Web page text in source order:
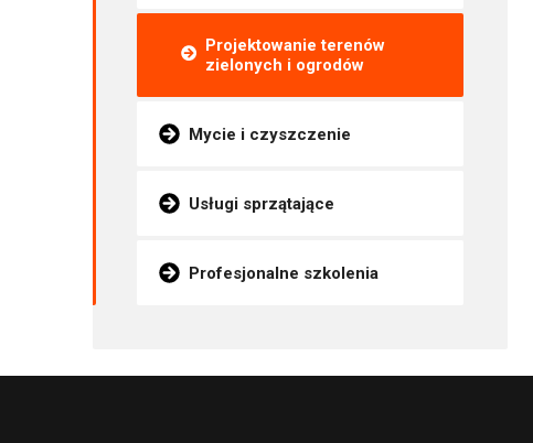
Projektowanie terenów
zielonych i ogrodów
Mycie i czyszczenie
Usługi sprzątające
Profesjonalne szkolenia